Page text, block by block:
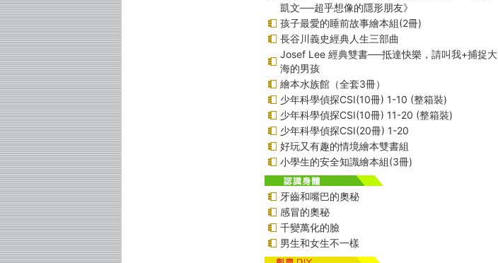
凱文──超乎想像的隱形朋友》
孩子最愛的睡前故事繪本組(2冊)
長谷川義史經典人生三部曲
Josef Lee 經典雙書──抵達快樂，請叫我+捕捉大
海的男孩
繪本水族館（全套3冊）
少年科學偵探CSI(10冊) 1-10 (整箱裝)
少年科學偵探CSI(10冊) 11-20 (整箱裝)
少年科學偵探CSI(20冊) 1-20
好玩又有趣的情境繪本雙書組
小學生的安全知識繪本組(3冊)
牙齒和嘴巴的奧秘
感冒的奧秘
千變萬化的臉
男生和女生不一樣